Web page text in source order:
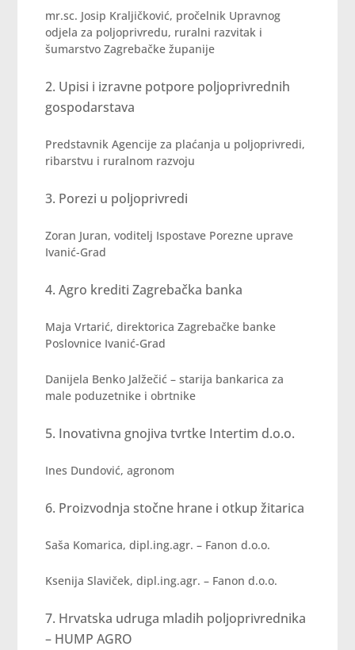
mr.sc. Josip Kraljičković, pročelnik Upravnog
odjela za poljoprivredu, ruralni razvitak i
šumarstvo Zagrebačke županije
Upisi i izravne potpore poljoprivrednih
gospodarstava
Predstavnik Agencije za plaćanja u poljoprivredi,
ribarstvu i ruralnom razvoju
Porezi u poljoprivredi
Zoran Juran, voditelj Ispostave Porezne uprave
Ivanić-Grad
Agro krediti Zagrebačka banka
Maja Vrtarić, direktorica Zagrebačke banke
Poslovnice Ivanić-Grad
Danijela Benko Jalžečić – starija bankarica za
male poduzetnike i obrtnike
Inovativna gnojiva tvrtke Intertim d.o.o.
Ines Dundović, agronom
Proizvodnja stočne hrane i otkup žitarica
Saša Komarica, dipl.ing.agr. – Fanon d.o.o.
Ksenija Slaviček, dipl.ing.agr. – Fanon d.o.o.
Hrvatska udruga mladih poljoprivrednika
– HUMP AGRO